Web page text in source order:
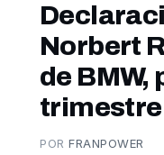
Norbert
de BMW,
trimestre
PORFRANPOWER